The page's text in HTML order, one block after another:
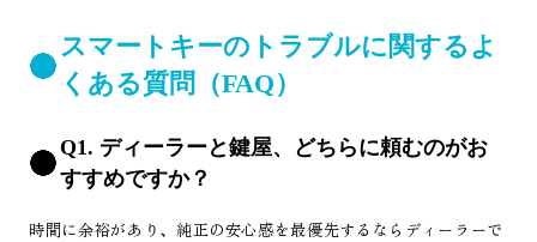
スマートキーのトラブルに関するよ
くある質問（FAQ）
Q1. ディーラーと鍵屋、どちらに頼むのがお
すすめですか？
時間に余裕があり、純正の安心感を最優先するならディーラーで